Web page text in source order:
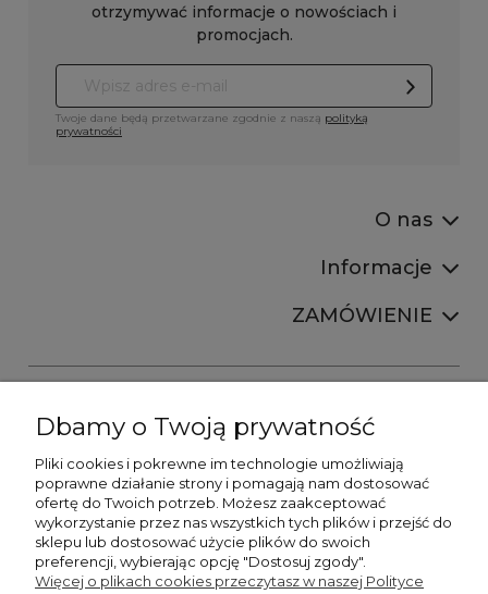
otrzymywać informacje o nowościach i
promocjach.
Twoje dane będą przetwarzane zgodnie z naszą polityką
prywatności
O nas
Informacje
ZAMÓWIENIE
+48606673390
sprzedaz@belldecohome.pl
Dbamy o Twoją prywatność
Pliki cookies i pokrewne im technologie umożliwiają
poprawne działanie strony i pomagają nam dostosować
ofertę do Twoich potrzeb. Możesz zaakceptować
wykorzystanie przez nas wszystkich tych plików i przejść do
sklepu lub dostosować użycie plików do swoich
preferencji, wybierając opcję "Dostosuj zgody".
Więcej o plikach cookies przeczytasz w naszej Polityce
Zapisz się do naszego newslettera i zgarnij 8% rabatu!